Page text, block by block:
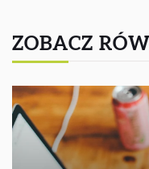
ZOBACZ